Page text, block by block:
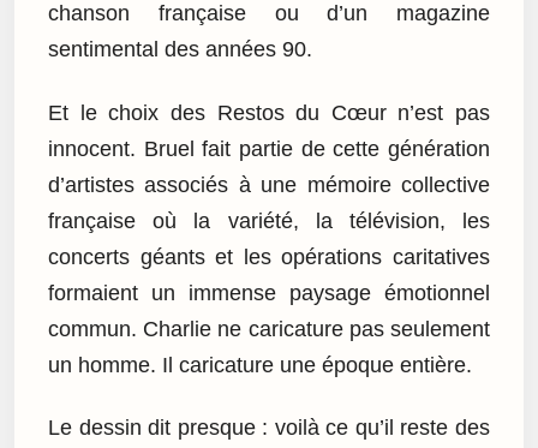
chanson française ou d’un magazine
sentimental des années 90.
Et le choix des Restos du Cœur n’est pas
innocent. Bruel fait partie de cette génération
d’artistes associés à une mémoire collective
française où la variété, la télévision, les
concerts géants et les opérations caritatives
formaient un immense paysage émotionnel
commun. Charlie ne caricature pas seulement
un homme. Il caricature une époque entière.
Le dessin dit presque : voilà ce qu’il reste des